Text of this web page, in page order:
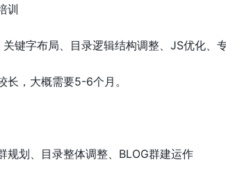
训
键字布局、目录逻辑结构调整、JS优化、专
，大概需要5-6个月。
划、目录整体调整、BLOG群建运作